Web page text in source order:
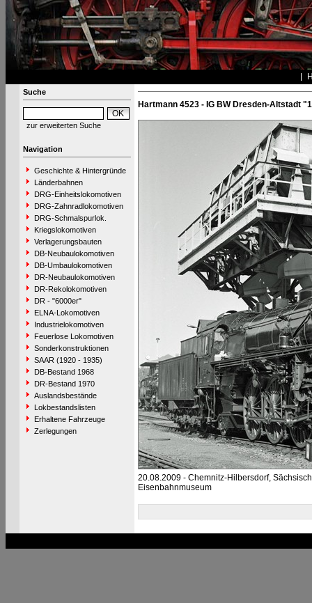
Suche
zur erweiterten Suche
Navigation
Geschichte & Hintergründe
Länderbahnen
DRG-Einheitslokomotiven
DRG-Zahnradlokomotiven
DRG-Schmalspurlok.
Kriegslokomotiven
Verlagerungsbauten
DB-Neubaulokomotiven
DB-Umbaulokomotiven
DR-Neubaulokomotiven
DR-Rekolokomotiven
DR - "6000er"
ELNA-Lokomotiven
Industrielokomotiven
Feuerlose Lokomotiven
Sonderkonstruktionen
SAAR (1920 - 1935)
DB-Bestand 1968
DR-Bestand 1970
Auslandsbestände
Lokbestandslisten
Erhaltene Fahrzeuge
Zerlegungen
Hartmann 4523 - IG BW Dresden-Altstadt
20.08.2009 - Chemnitz-Hilbersdorf,
Eisenbahnmuseum